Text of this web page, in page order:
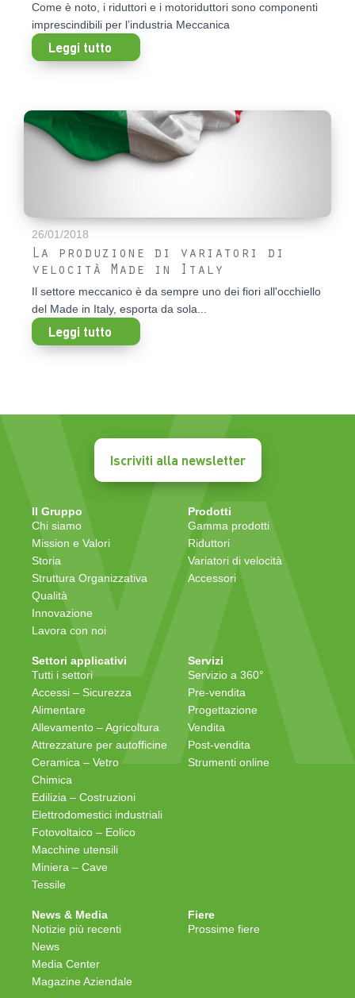
Come è noto, i riduttori e i motoriduttori sono componenti
imprescindibili per l’industria Meccanica
Leggi tutto
26/01/2018
La produzione di variatori di
velocità Made in Italy
Il settore meccanico è da sempre uno dei fiori all'occhiello
del Made in Italy, esporta da sola...
Leggi tutto
Iscriviti alla newsletter
Il Gruppo
Chi siamo
Mission e Valori
Storia
Struttura Organizzativa
Qualità
Innovazione
Lavora con noi
Prodotti
Gamma prodotti
Riduttori
Variatori di velocità
Accessori
Settori applicativi
Tutti i settori
Accessi – Sicurezza
Alimentare
Allevamento – Agricoltura
Attrezzature per autofficine
Ceramica – Vetro
Chimica
Edilizia – Costruzioni
Elettrodomestici industriali
Fotovoltaico – Eolico
Macchine utensili
Miniera – Cave
Tessile
Servizi
Servizio a 360°
Pre-vendita
Progettazione
Vendita
Post-vendita
Strumenti online
News & Media
Notizie più recenti
News
Media Center
Magazine Aziendale
Fiere
Prossime fiere